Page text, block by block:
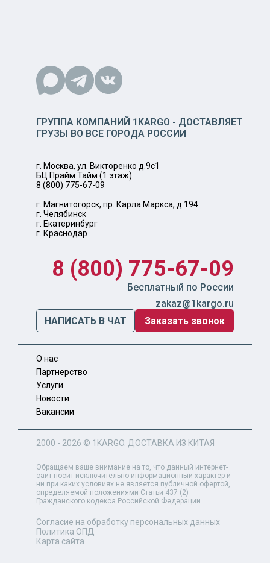
ГРУППА КОМПАНИЙ 1KARGO - ДОСТАВЛЯЕТ
ГРУЗЫ ВО ВСЕ ГОРОДА РОССИИ
г. Москва, ул. Викторенко д.9с1
БЦ Прайм Тайм (1 этаж)
8 (800) 775-67-09
г. Магнитогорск, пр. Карла Маркса, д.194
г. Челябинск
г. Екатеринбург
г. Краснодар
8 (800) 775-67-09
Бесплатный по России
zakaz@1kargo.ru
НАПИСАТЬ В ЧАТ
Заказать звонок
О нас
Партнерство
Услуги
Новости
Вакансии
2000 - 2026 © 1KARGO . ДОСТАВКА ИЗ КИТАЯ
Обращаем ваше внимание на то, что данный интернет-
сайт носит исключительно информационный характер и
ни при каких условиях не является публичной офертой,
определяемой положениями Статьи 437 (2)
Гражданского кодекса Российской Федерации.
Согласие на обработку персональных данных
Политика ОПД
Карта сайта